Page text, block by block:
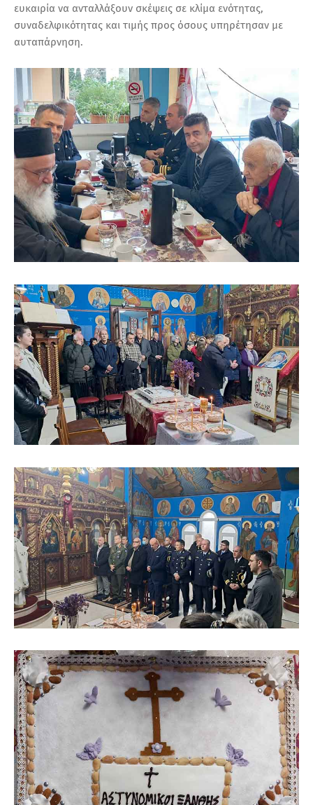
ευκαιρία να ανταλλάξουν σκέψεις σε κλίμα ενότητας,
συναδελφικότητας και τιμής προς όσους υπηρέτησαν με
αυταπάρνηση.